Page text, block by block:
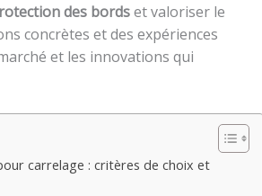
des bordset valoriser le
concrètes et des expériences
et les innovations qui
carrelage : critères de choix et